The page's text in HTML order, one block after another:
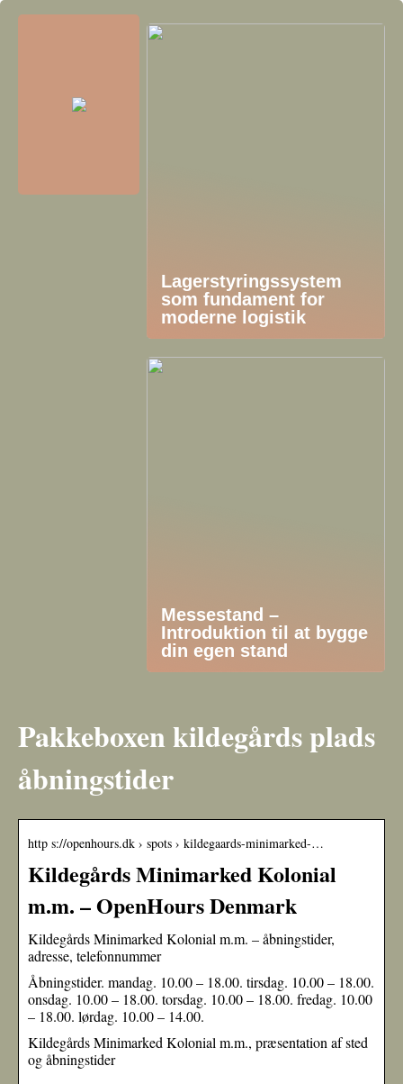
Lagerstyringssystem
som fundament for
moderne logistik
Messestand –
Introduktion til at bygge
din egen stand
Pakkeboxen kildegårds plads
åbningstider
http s://openhours.dk › spots › kildegaards-minimarked-…
Kildegårds Minimarked Kolonial
m.m. – OpenHours Denmark
Kildegårds Minimarked Kolonial m.m. – åbningstider,
adresse, telefonnummer
Åbningstider. mandag. 10.00 – 18.00. tirsdag. 10.00 – 18.00.
onsdag. 10.00 – 18.00. torsdag. 10.00 – 18.00. fredag. 10.00
– 18.00. lørdag. 10.00 – 14.00.
Kildegårds Minimarked Kolonial m.m., præsentation af sted
og åbningstider